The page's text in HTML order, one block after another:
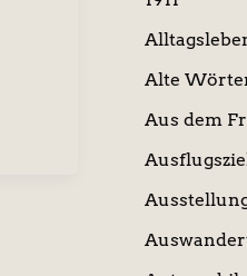
Alte
Aus dem